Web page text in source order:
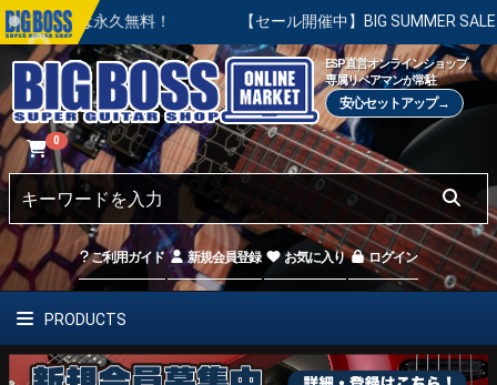
久無料！ 【セール開催中】BIG SUMMER SALE | 対象の商
ESP直営オンラインショップ
専属リペアマンが常駐
安心セットアップ→
0
ご利用ガイド 新規会員登録 お気に入り ログイン
PRODUCTS